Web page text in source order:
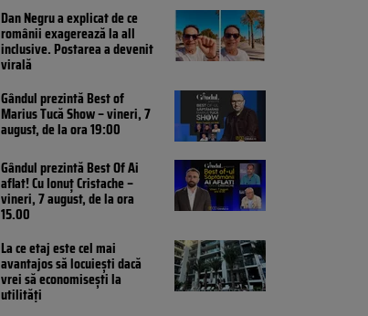
Dan Negru a explicat de ce
românii exagerează la all
inclusive. Postarea a devenit
virală
Gândul prezintă Best of
Marius Tucă Show – vineri, 7
august, de la ora 19:00
Gândul prezintă Best Of Ai
aflat! Cu Ionuț Cristache –
vineri, 7 august, de la ora
15.00
La ce etaj este cel mai
avantajos să locuiești dacă
vrei să economisești la
utilități